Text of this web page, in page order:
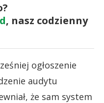
, nasz codzienny
ogłoszenie
audytu
że sam system